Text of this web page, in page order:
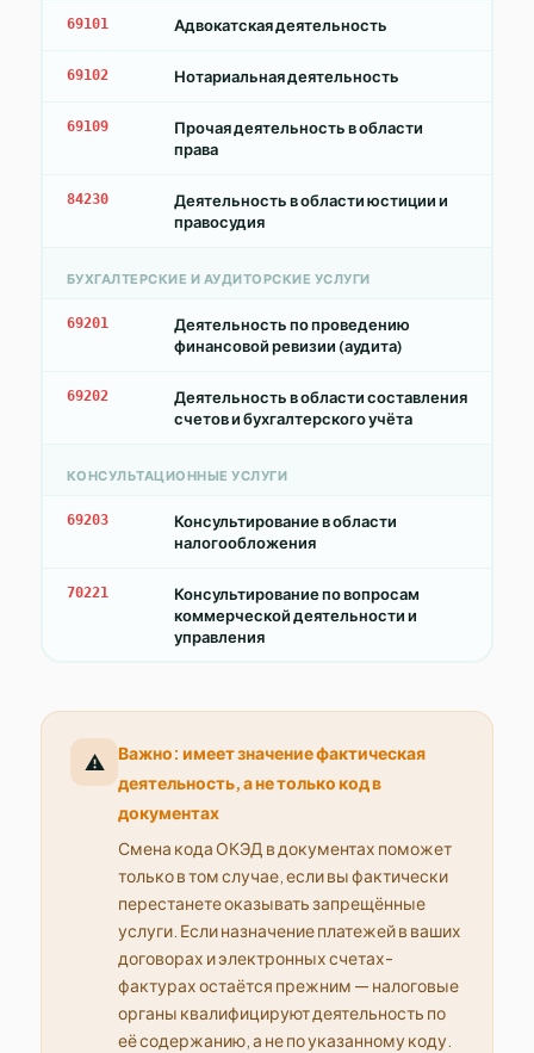
69101 Адвокатская деятельность
69102 Нотариальная деятельность
69109
Прочая деятельность в области
права
84230
Деятельность в области юстиции и
правосудия
БУХГАЛТЕРСКИЕ И АУДИТОРСКИЕ УСЛУГИ
69201
Деятельность по проведению
финансовой ревизии (аудита)
69202
Деятельность в области составления
счетов и бухгалтерского учёта
КОНСУЛЬТАЦИОННЫЕ УСЛУГИ
69203
Консультирование в области
налогообложения
70221
Консультирование по вопросам
коммерческой деятельности и
управления
⚠️
Важно: имеет значение фактическая
деятельность, а не только код в
документах
Смена кода ОКЭД в документах поможет
только в том случае, если вы фактически
перестанете оказывать запрещённые
услуги. Если назначение платежей в ваших
договорах и электронных счетах-
фактурах остаётся прежним — налоговые
органы квалифицируют деятельность по
её содержанию, а не по указанному коду.